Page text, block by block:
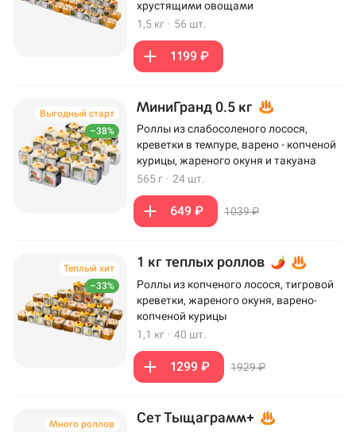
хрустящими овощами
1,5 кг · 56 шт.
1199 ₽
–38%
Выгодный старт МиниГранд 0.5 кг
Роллы из слабосоленого лосося,
креветки в темпуре, варено - копченой
курицы, жареного окуня и такуана
565 г · 24 шт.
649 ₽ 1039 ₽
–33%
Теплый хит 1 кг теплых роллов
Роллы из копченого лосося, тигровой
креветки, жареного окуня, варено-
копченой курицы
1,1 кг · 40 шт.
1299 ₽ 1929 ₽
Много роллов Сет Тыщаграмм+